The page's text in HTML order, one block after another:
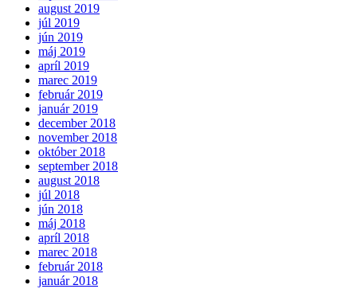
august 2019
júl 2019
jún 2019
máj 2019
apríl 2019
marec 2019
február 2019
január 2019
december 2018
november 2018
október 2018
september 2018
august 2018
júl 2018
jún 2018
máj 2018
apríl 2018
marec 2018
február 2018
január 2018